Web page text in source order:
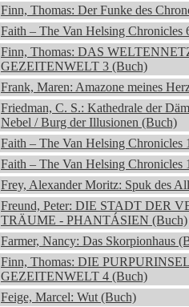
Finn, Thomas: Der Funke des
Faith – The Van Helsing Chronicles
Finn, Thomas: DAS
GEZEITENWELT 3 (Buch)
Frank, Maren: Amazone meines
Friedman, C. S.: Kathedrale der
Nebel / Burg der Illusionen (Buch)
Faith – The Van Helsing Chronicles
Faith – The Van Helsing Chronicles
Frey, Alexander Moritz: Spuk des
Freund, Peter: DIE STADT DER
TRÄUME - PHANTÁSIEN (Buch)
Farmer, Nancy: Das Skorpionhaus
Finn, Thomas: DIE
GEZEITENWELT 4 (Buch)
Feige, Marcel: Wut (Buch)